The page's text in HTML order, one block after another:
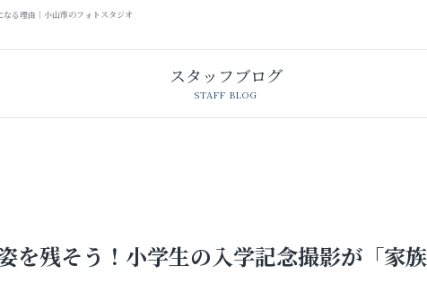
なる理由｜小山市のフォトスタジオ
卒業袴レンタル
スタッフブログ
STAFF BLOG
を残そう！小学生の入学記念撮影が「家族